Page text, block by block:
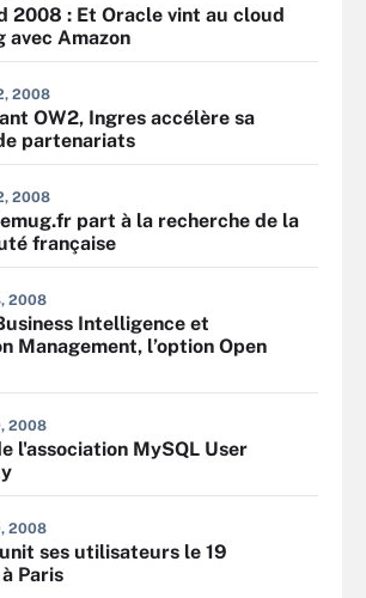
2008 : Et Oracle vint au cloud
avec Amazon
2008
OW2, Ingres accélère sa
partenariats
2008
part à la recherche de la
française
2008
Intelligence et
Management, l’option Open
2008
l'association MySQL User
2008
ses utilisateurs le 19
Paris